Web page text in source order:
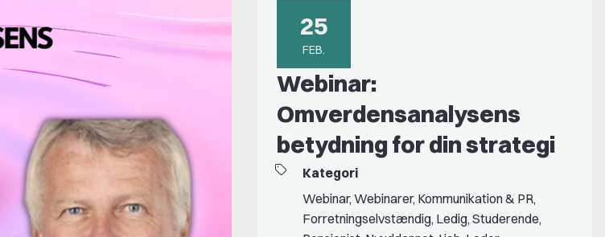
25
FEB.
Webinar:
Omverdensanalysens
betydning for din strategi
Kategori
Webinar,Webinarer, Kommunikation & PR,
Forretningselvstændig, Ledig,Studerende,